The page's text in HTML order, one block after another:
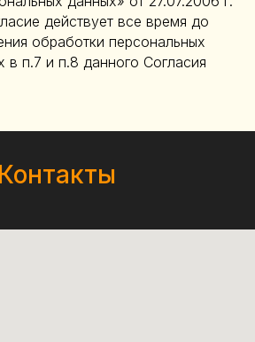
действует все время до
обработки персональных
в п.7 и п.8 данного Согласия
Контакты